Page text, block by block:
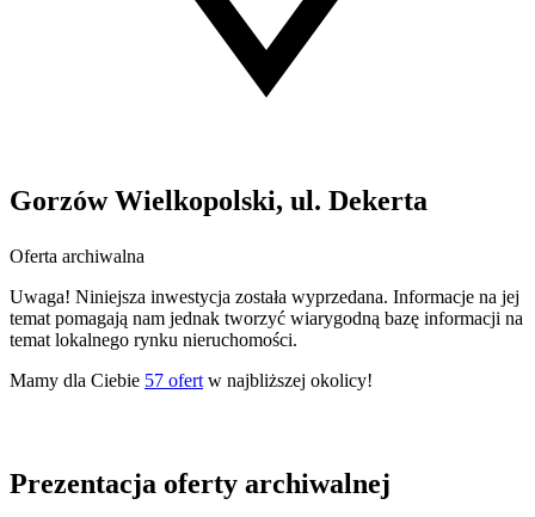
Gorzów Wielkopolski, ul. Dekerta
Oferta archiwalna
Uwaga! Niniejsza inwestycja została wyprzedana. Informacje na jej
temat pomagają nam jednak tworzyć wiarygodną bazę informacji na
temat lokalnego rynku nieruchomości.
Mamy dla Ciebie 57 ofert w najbliższej okolicy!
Prezentacja oferty archiwalnej